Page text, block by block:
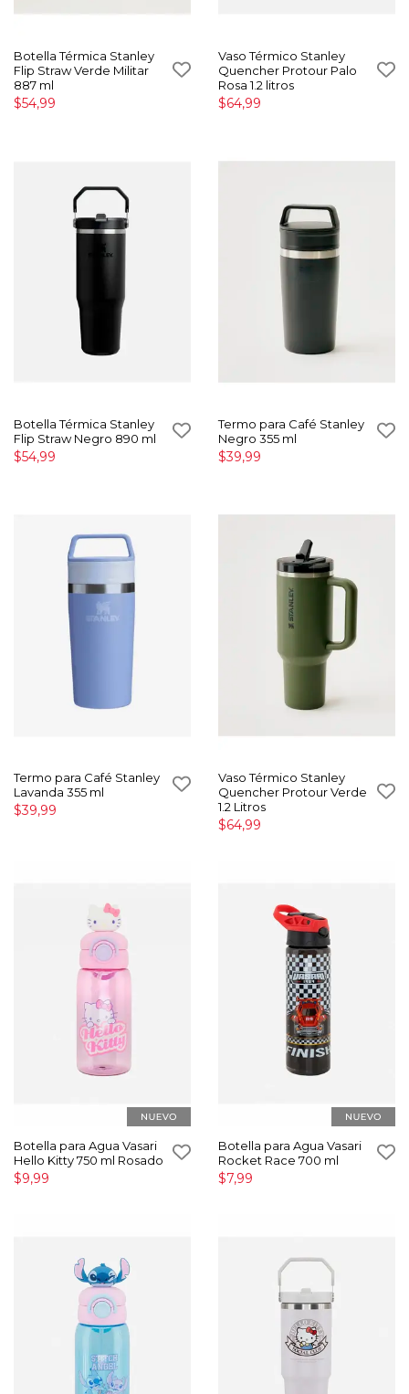
Botella Térmica Stanley
Flip Straw Verde Militar
887 ml
$54,99
Vaso Térmico Stanley
Quencher Protour Palo
Rosa 1.2 litros
$64,99
Botella Térmica Stanley
Flip Straw Negro 890 ml
$54,99
Termo para Café Stanley
Negro 355 ml
$39,99
Termo para Café Stanley
Lavanda 355 ml
$39,99
Vaso Térmico Stanley
Quencher Protour Verde
1.2 Litros
$64,99
Botella para Agua Vasari
Hello Kitty 750 ml Rosado
$9,99
Botella para Agua Vasari
Rocket Race 700 ml
$7,99